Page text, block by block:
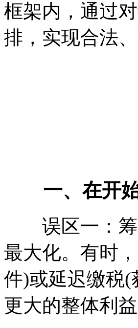
框架内，通过
排，实现合法
一、在开
误区一：筹
最大化。有时
件)或延迟缴税
更大的整体利益